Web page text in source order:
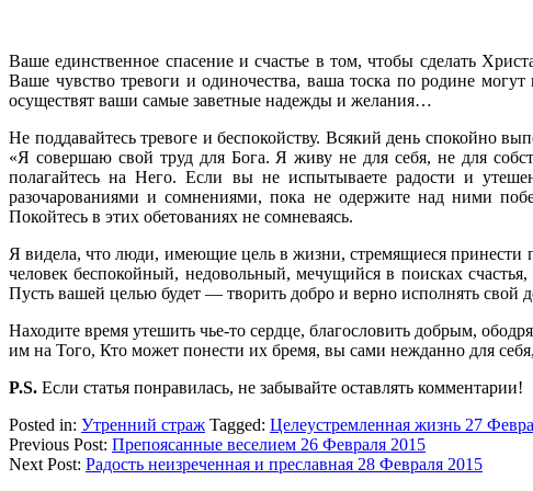
Ваше единственное спасение и счастье в том, чтобы сделать
Ваше чувство тревоги и одиночества, ваша тоска по родине
осуществят ваши самые заветные надежды и желания…
Не поддавайтесь тревоге и беспокойству. Всякий день спокойно
«Я совершаю свой труд для Бога. Я живу не для себя, не для
полагайтесь на Него. Если вы не испытываете радости и
разочарованиями и сомнениями, пока не одержите над ними
Покойтесь в этих обетованиях не сомневаясь.
Я видела, что люди, имеющие цель в жизни, стремящиеся принести
человек беспокойный, недовольный, мечущийся в поисках счастья,
Пусть вашей целью будет — творить добро и верно исполнять свой
Находите время утешить чье-то сердце, благословить добрым,
им на Того, Кто может понести их бремя, вы сами нежданно для
P.S. Если статья понравилась, не забывайте оставлять комментарии!
Posted in: Утренний страж Tagged: Целеустремленная жизнь 27
Previous Post: Препоясанные веселием 26 Февраля 2015
Next Post: Радость неизреченная и преславная 28 Февраля 2015